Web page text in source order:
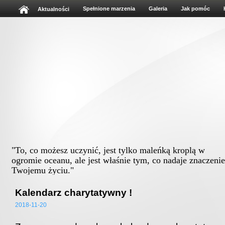
Aktualności Spełnione marzenia Galeria Jak pomóc
"To, co możesz uczynić, jest tylko maleńką kroplą w
ogromie oceanu, ale jest właśnie tym, co nadaje znaczenie
Twojemu życiu."
Kalendarz charytatywny !
2018-11-20